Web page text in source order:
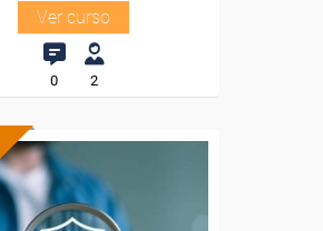
Ver curso
0 2
Formación 100%
subvencionada.